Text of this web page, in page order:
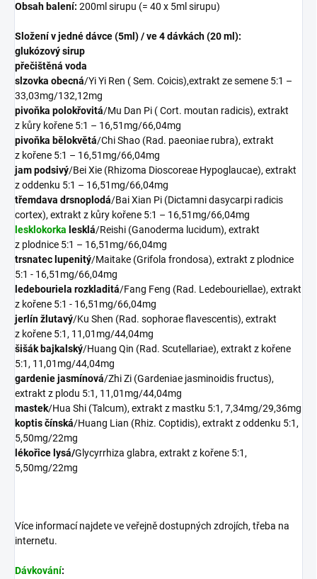
Obsah balení: 200ml sirupu (= 40 x 5ml sirupu)
Složení v jedné dávce (5ml) / ve 4 dávkách (20 ml):
glukózový sirup
přečištěná voda
slzovka obecná/Yi Yi Ren ( Sem. Coicis),extrakt ze semene 5:1 –
33,03mg/132,12mg
pivoňka polokřovitá/Mu Dan Pi ( Cort. moutan radicis), extrakt
z kůry kořene 5:1 – 16,51mg/66,04mg
pivoňka bělokvětá/Chi Shao (Rad. paeoniae rubra), extrakt
z kořene 5:1 – 16,51mg/66,04mg
jam podsivý/Bei Xie (Rhizoma Dioscoreae Hypoglaucae), extrakt
z oddenku 5:1 – 16,51mg/66,04mg
třemdava drsnoplodá/Bai Xian Pi (Dictamni dasycarpi radicis
cortex), extrakt z kůry kořene 5:1 – 16,51mg/66,04mg
lesklokorka lesklá/Reishi (Ganoderma lucidum), extrakt
z plodnice 5:1 – 16,51mg/66,04mg
trsnatec lupenitý/Maitake (Grifola frondosa), extrakt z plodnice
5:1 - 16,51mg/66,04mg
ledebouriela rozkladitá/Fang Feng (Rad. Ledebouriellae), extrakt
z kořene 5:1 - 16,51mg/66,04mg
jerlín žlutavý/Ku Shen (Rad. sophorae flavescentis), extrakt
z kořene 5:1, 11,01mg/44,04mg
šišák bajkalský/Huang Qin (Rad. Scutellariae), extrakt z kořene
5:1, 11,01mg/44,04mg
gardenie jasmínová/Zhi Zi (Gardeniae jasminoidis fructus),
extrakt z plodu 5:1, 11,01mg/44,04mg
mastek/Hua Shi (Talcum), extrakt z mastku 5:1, 7,34mg/29,36mg
koptis čínská/Huang Lian (Rhiz. Coptidis), extrakt z oddenku 5:1,
5,50mg/22mg
lékořice lysá/Glycyrrhiza glabra, extrakt z kořene 5:1,
5,50mg/22mg
Více informací najdete ve veřejně dostupných zdrojích, třeba na
internetu.
Dávkování: